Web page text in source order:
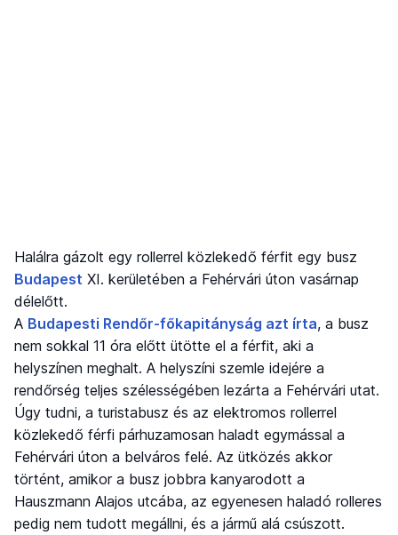
Halálra gázolt egy rollerrel közlekedő férfit egy busz
Budapest XI. kerületében a Fehérvári úton vasárnap
délelőtt.
A Budapesti Rendőr-főkapitányság azt írta, a busz
nem sokkal 11 óra előtt ütötte el a férfit, aki a
helyszínen meghalt. A helyszíni szemle idejére a
rendőrség teljes szélességében lezárta a Fehérvári utat.
Úgy tudni, a turistabusz és az elektromos rollerrel
közlekedő férfi párhuzamosan haladt egymással a
Fehérvári úton a belváros felé. Az ütközés akkor
történt, amikor a busz jobbra kanyarodott a
Hauszmann Alajos utcába, az egyenesen haladó rolleres
pedig nem tudott megállni, és a jármű alá csúszott.